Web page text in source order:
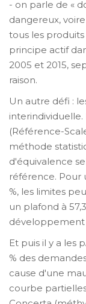
- on parle de «
dangereux,
tous les
principe actif
2005 et 2015,
raison.
Un autre défi :
interindividuelle.
(Référence-
méthode
d'équivalence
référence. Pour
%, les limites
un plafond à
développement
Et puis il y a les
% des
cause d'une
courbe